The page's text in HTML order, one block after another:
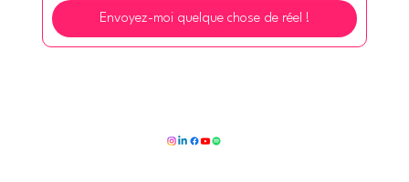
Envoyez-moi quelque chose de réel !